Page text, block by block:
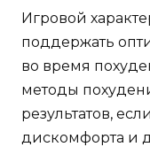
Игровой
поддержать
во время
методы
результатов,
дискомфорта и